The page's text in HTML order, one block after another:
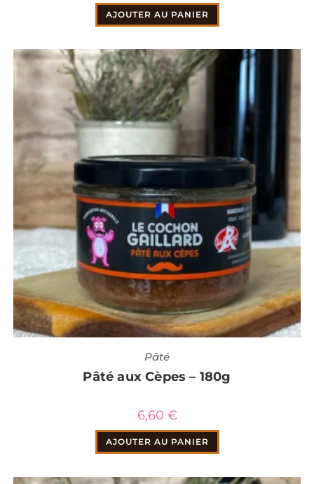
AJOUTER AU PANIER
Pâté
Pâté aux Cèpes – 180g
6,60 €
AJOUTER AU PANIER